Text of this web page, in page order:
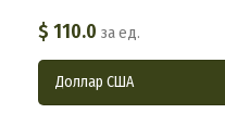
$ 110.0 за ед.